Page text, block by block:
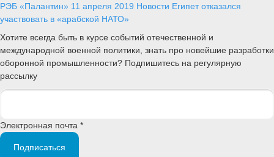
РЭБ «Палантин» 11 апреля 2019 Новости Египет отказался
участвовать в «арабской НАТО»
Хотите всегда быть в курсе событий отечественной и
международной военной политики, знать про новейшие разработки
оборонной промышленности? Подпишитесь на регулярную
рассылку
Электронная почта *
Подписаться